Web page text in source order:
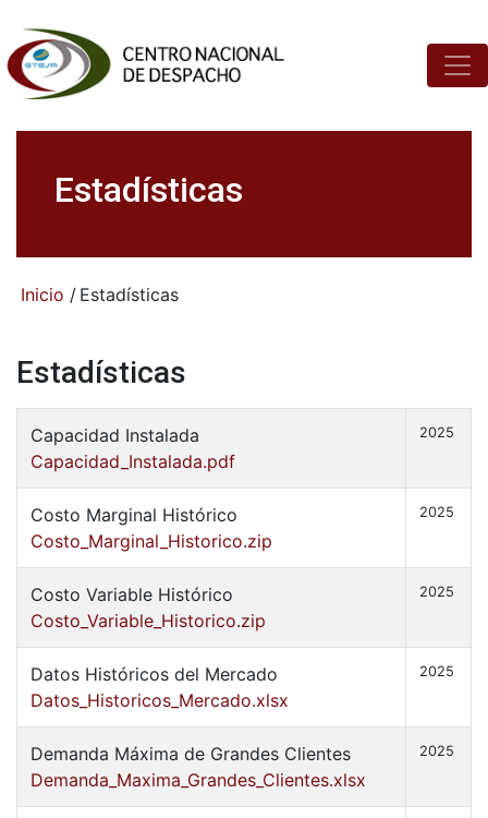
Estadísticas
Inicio / Estadísticas
Estadísticas
Capacidad Instalada
Capacidad_Instalada.pdf
2025
Costo Marginal Histórico
Costo_Marginal_Historico.zip
2025
Costo Variable Histórico
Costo_Variable_Historico.zip
2025
Datos Históricos del Mercado
Datos_Historicos_Mercado.xlsx
2025
Demanda Máxima de Grandes Clientes
Demanda_Maxima_Grandes_Clientes.xlsx
2025